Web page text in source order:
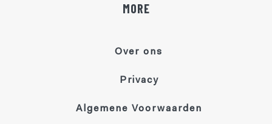
MORE
Over ons
Privacy
Algemene Voorwaarden